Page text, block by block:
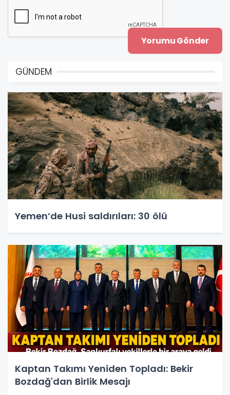
GÜNDEM
Yemen’de Husi saldırıları: 30 ölü
Kaptan Takımı Yeniden Topladı: Bekir
Bozdağ'dan Birlik Mesajı